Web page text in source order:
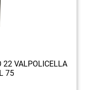
22 VALPOLICELLA
75